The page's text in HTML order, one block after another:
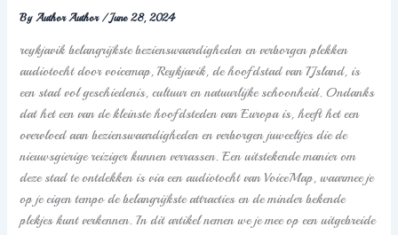
ByAuthor Author /June 28, 2024
reykjavik belangrijkste bezienswaardigheden en verborgen plekken
audiotocht door voicemap, Reykjavik, de hoofdstad van IJsland, is
een stad vol geschiedenis, cultuur en natuurlijke schoonheid. Ondanks
dat het een van de kleinste hoofdsteden van Europa is, heeft het een
overvloed aan bezienswaardigheden en verborgen juweeltjes die de
nieuwsgierige reiziger kunnen verrassen. Een uitstekende manier om
deze stad te ontdekken is via een audiotocht van VoiceMap, waarmee je
op je eigen tempo de belangrijkste attracties en de minder bekende
plekjes kunt verkennen. In dit artikel nemen we je mee op een uitgebreide